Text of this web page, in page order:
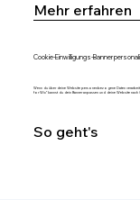
Mehr erfahren
Cookie-Einwilligungs-Banner
Wenn du über deine Website personenbezogene Daten
for Wix“ kannst du dein Banner anpassen und deine Website
So geht's